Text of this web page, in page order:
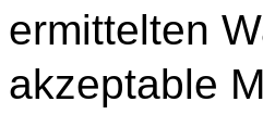
ermittelten
akzeptable